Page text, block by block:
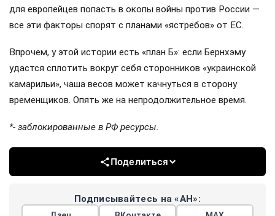
для европейцев попасть в окопы войны против России —
все эти факторы спорят с планами «ястребов» от ЕС.
Впрочем, у этой истории есть «план Б»: если Бернхэму
удастся сплотить вокруг себя сторонников «украинской
камарильи», чаша весов может качнуться в сторону
временщиков. Опять же на непродолжительное время.
*- заблокированные в РФ ресурсы.
Поделиться
Подписывайтесь на «АН»: